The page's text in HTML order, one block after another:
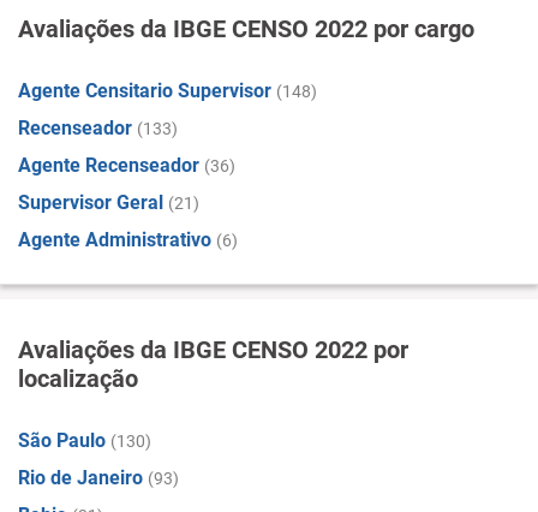
Avaliações da IBGE CENSO 2022 por cargo
Agente Censitario Supervisor (148)
Recenseador (133)
Agente Recenseador (36)
Supervisor Geral (21)
Agente Administrativo (6)
Avaliações da IBGE CENSO 2022 por
localização
São Paulo (130)
Rio de Janeiro (93)